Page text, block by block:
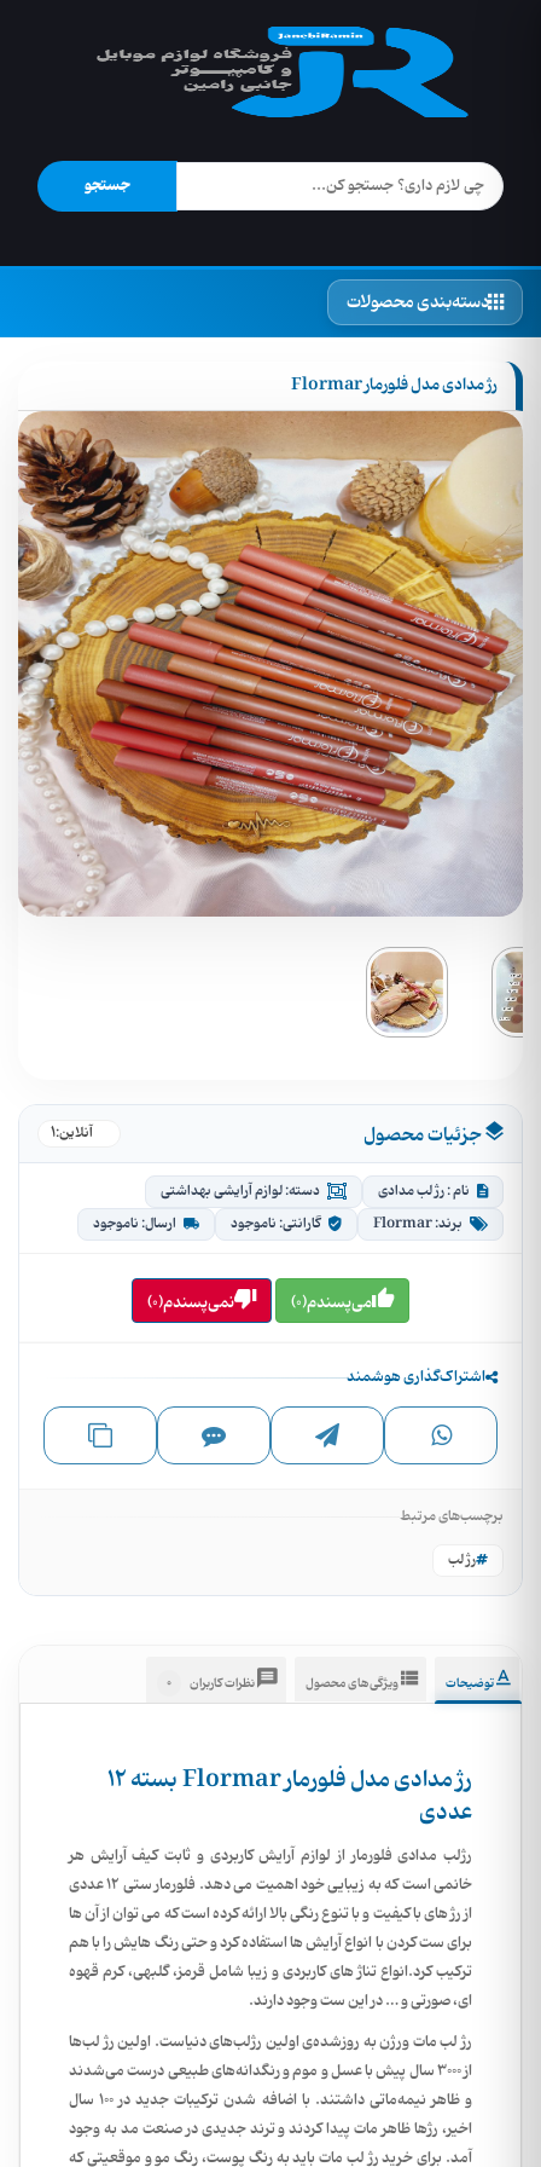
جستجو
دسته‌بندی محصولات
رژ مدادی مدل فلورمار Flormar
جزئیات محصول آنلاین:1
نام : رژ لب مدادی
دسته: لوازم آرایشی بهداشتی
برند: Flormar
گارانتی: ناموجود ارسال: ناموجود
می‌پسندم(0) نمی‌پسندم(0)
اشتراک‌گذاری هوشمند
برچسب‌های مرتبط
رژ لب
توضیحات ویژگی‌های محصول نظرات کاربران 0
رژ مدادی مدل فلورمار Flormar بسته 12
عددی
رژلب مدادی فلورمار از لوازم آرایش کاربردی و ثابت کیف آرایش هر
خانمی است که به زیبایی خود اهمیت می دهد. فلورمار ستی 12 عددی
از رژ های با کیفیت و با تنوع رنگی بالا ارائه کرده است که می توان از آن ها
برای ست کردن با انواع آرایش ها استفاده کرد و حتی رنگ هایش را با هم
ترکیب کرد.انواع تناژ های کاربردی و زیبا شامل قرمز، گلبهی، کرم قهوه
ای، صورتی و … در این ست وجود دارند.
رژ لب مات ورژن به روزشده‌ی اولین رژلب‌های دنیاست. اولین رژ لب‌ها
از 3000 سال پیش با عسل و موم و رنگدانه‌های طبیعی درست می‌شدند
و ظاهر نیمه‌ماتی داشتند. با اضافه شدن ترکیبات جدید در 100 سال
اخیر، رژها ظاهر مات پیدا کردند و ترند جدیدی در صنعت مد به وجود
آمد. برای خرید رژ لب مات باید به رنگ پوست، رنگ مو و موقعیتی که